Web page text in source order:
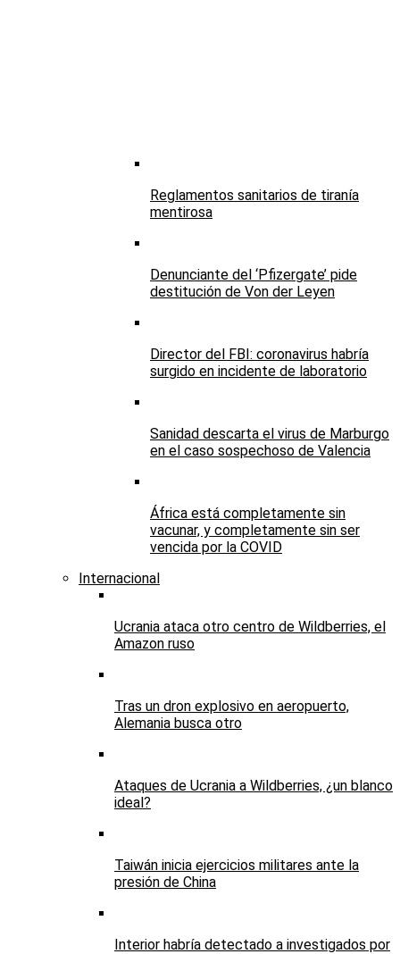
Reglamentos sanitarios de tiranía
mentirosa
Denunciante del ‘Pfizergate’ pide
destitución de Von der Leyen
Director del FBI: coronavirus habría
surgido en incidente de laboratorio
Sanidad descarta el virus de Marburgo
en el caso sospechoso de Valencia
África está completamente sin
vacunar, y completamente sin ser
vencida por la COVID
Internacional
Ucrania ataca otro centro de Wildberries, el
Amazon ruso
Tras un dron explosivo en aeropuerto,
Alemania busca otro
Ataques de Ucrania a Wildberries, ¿un blanco
ideal?
Taiwán inicia ejercicios militares ante la
presión de China
Interior habría detectado a investigados por